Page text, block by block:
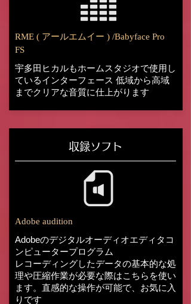
RME ( アールエムイー ) /Babyface Pro
FS
宇多田ヒカルもホームスタジオで使用し
ているインターフェース 低域から高域
までクリアな音質に仕上がります
収録ソフト
Adobe audition
Adobeのデジタルオーディオエディタコ
ンピュータープログラム
レコーディングしたデータの基本的な処
理や圧縮作業が必要な際はこちらを使い
ます。直感的な操作が可能で、お気に入
りです